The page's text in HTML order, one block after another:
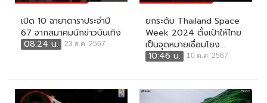
เปิด 10 ฉายาดาราประจำปี
67 จากสมาคมนักข่าวบันเทิง
08:24 น.
23 ธ.ค. 2567
ยกระดับ Thailand Space
Week 2024 ตั้งเป้าให้ไทย
เป็นจุดหมายเชื่อมโยง...
10:46 น.
10 ต.ค. 2567